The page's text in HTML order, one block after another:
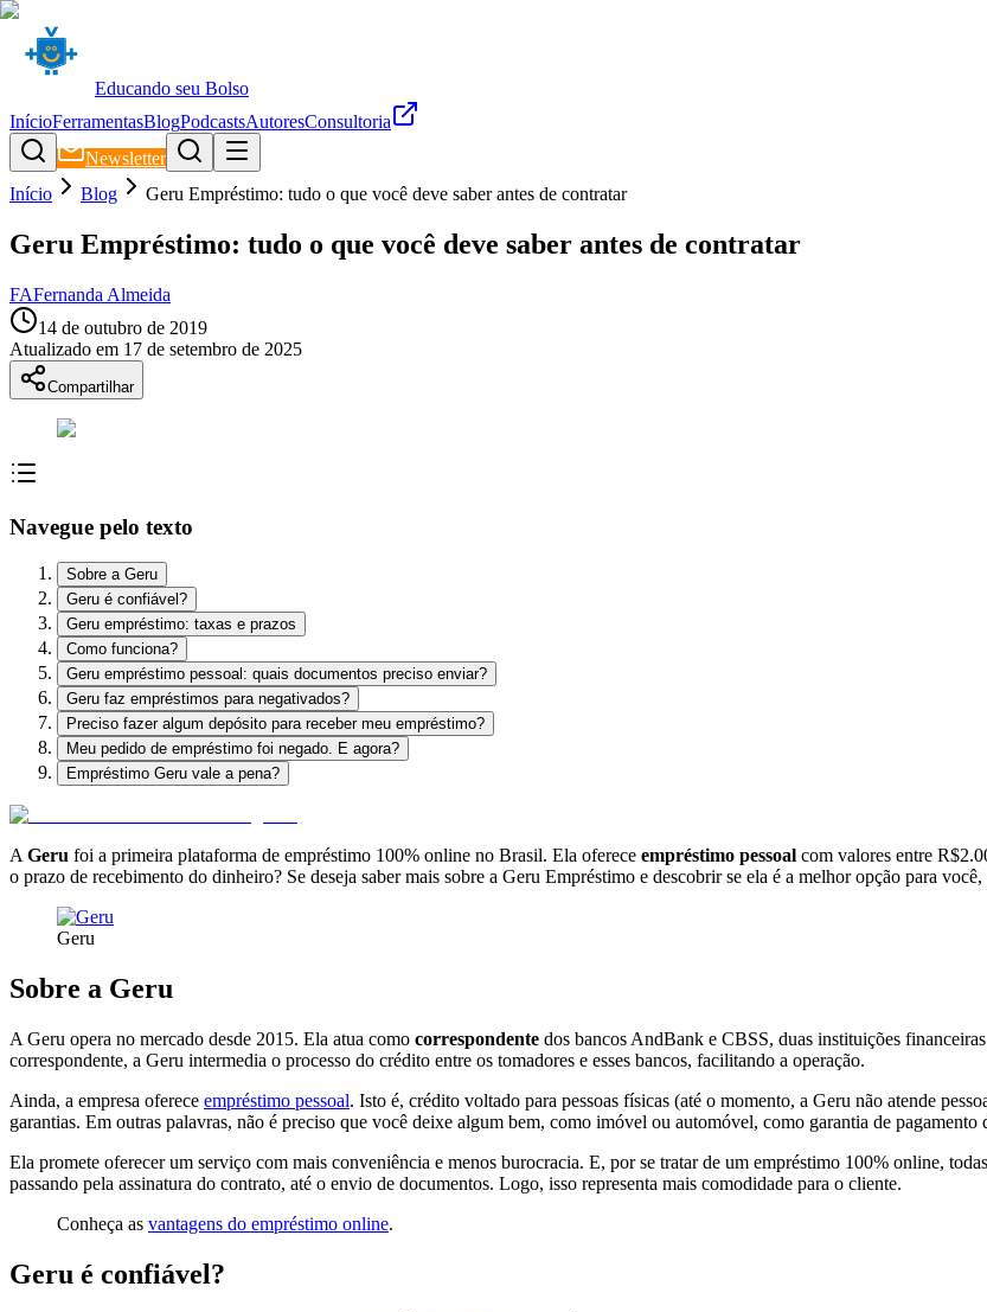
Educando seu Bolso
InícioFerramentasBlogPodcastsAutoresConsultoria
Newsletter
Início
Blog Geru Empréstimo: tudo o que você deve saber antes de contratar
Geru Empréstimo: tudo o que você deve saber antes de contratar
FAFernanda Almeida
14 de outubro de 2019
Atualizado em 17 de setembro de 2025
Compartilhar
Navegue pelo texto
Sobre a Geru
Geru é confiável?
Geru empréstimo: taxas e prazos
Como funciona?
Geru empréstimo pessoal: quais documentos preciso enviar?
Geru faz empréstimos para negativados?
Preciso fazer algum depósito para receber meu empréstimo?
Meu pedido de empréstimo foi negado. E agora?
Empréstimo Geru vale a pena?
A Geru foi a primeira plataforma de empréstimo 100% online no Brasil. Ela oferece empréstimo pessoal com valores entre
o prazo de recebimento do dinheiro? Se deseja saber mais sobre a Geru Empréstimo e descobrir se ela é a melhor opção para
Geru
Sobre a Geru
A Geru opera no mercado desde 2015. Ela atua como correspondente dos bancos AndBank e CBSS, duas instituições
correspondente, a Geru intermedia o processo do crédito entre os tomadores e esses bancos, facilitando a operação.
Ainda, a empresa oferece empréstimo pessoal. Isto é, crédito voltado para pessoas físicas (até o momento, a Geru não atende
garantias. Em outras palavras, não é preciso que você deixe algum bem, como imóvel ou automóvel, como garantia de pagamento
Ela promete oferecer um serviço com mais conveniência e menos burocracia. E, por se tratar de um empréstimo 100% online,
passando pela assinatura do contrato, até o envio de documentos. Logo, isso representa mais comodidade para o cliente.
Conheça as vantagens do empréstimo online.
Geru é confiável?